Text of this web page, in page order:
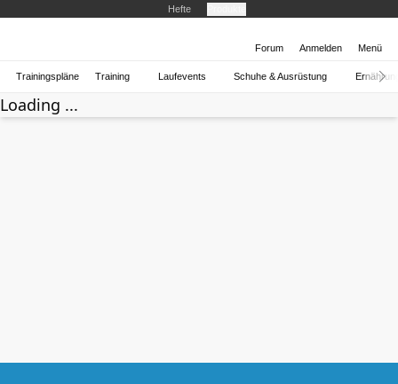
Hefte
Forum Anmelden Menü
Trainingspläne Training Laufevents Schuhe & Ausrüstung
Loading ...